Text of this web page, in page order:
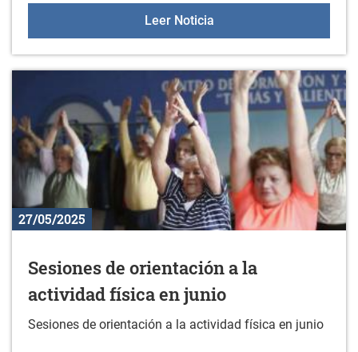
Leer NoticiaPrueba deportiva: Gran
27/05/2025
Sesiones de orientación a la
actividad física en junio
Sesiones de orientación a la actividad física en junio